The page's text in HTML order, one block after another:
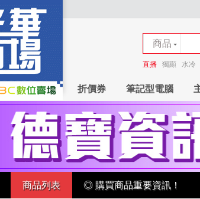
商品
商店
直播 獨顯 水冷
折價券 筆記型電腦
商品列表 ◎ 購買商品重要資訊！